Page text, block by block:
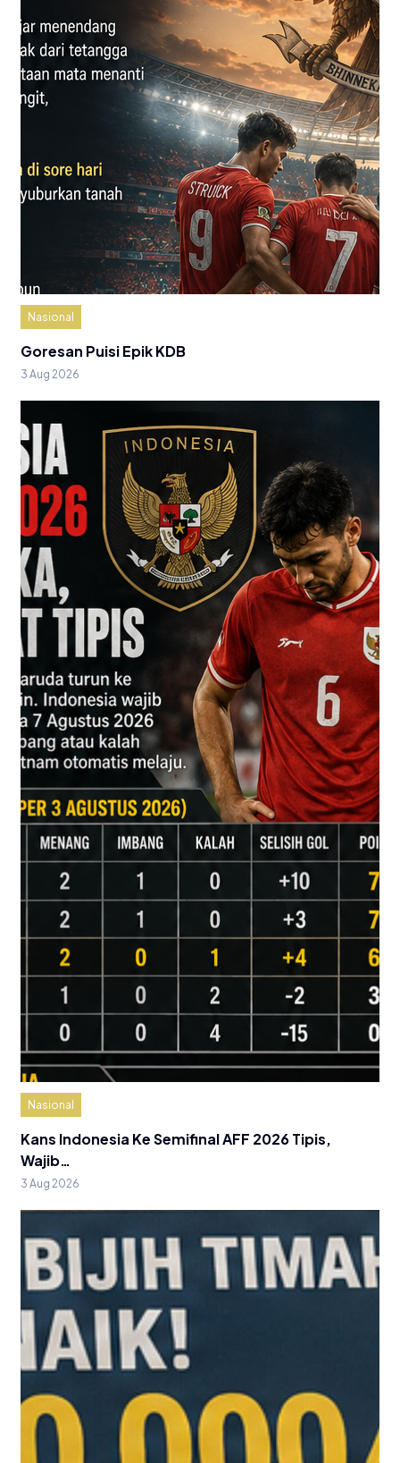
Nasional
Goresan Puisi Epik KDB
3 Aug 2026
Nasional
Kans Indonesia Ke Semifinal AFF 2026 Tipis,
Wajib…
3 Aug 2026